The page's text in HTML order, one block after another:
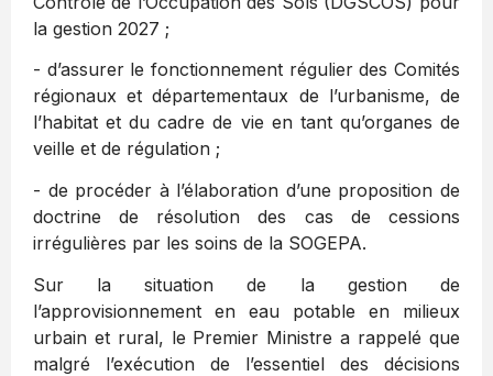
la gestion 2027 ;
- d’assurer le fonctionnement régulier des Comités
régionaux et départementaux de l’urbanisme, de
l’habitat et du cadre de vie en tant qu’organes de
veille et de régulation ;
- de procéder à l’élaboration d’une proposition de
doctrine de résolution des cas de cessions
irrégulières par les soins de la SOGEPA.
Sur la situation de la gestion de
l’approvisionnement en eau potable en milieux
urbain et rural, le Premier Ministre a rappelé que
malgré l’exécution de l’essentiel des décisions